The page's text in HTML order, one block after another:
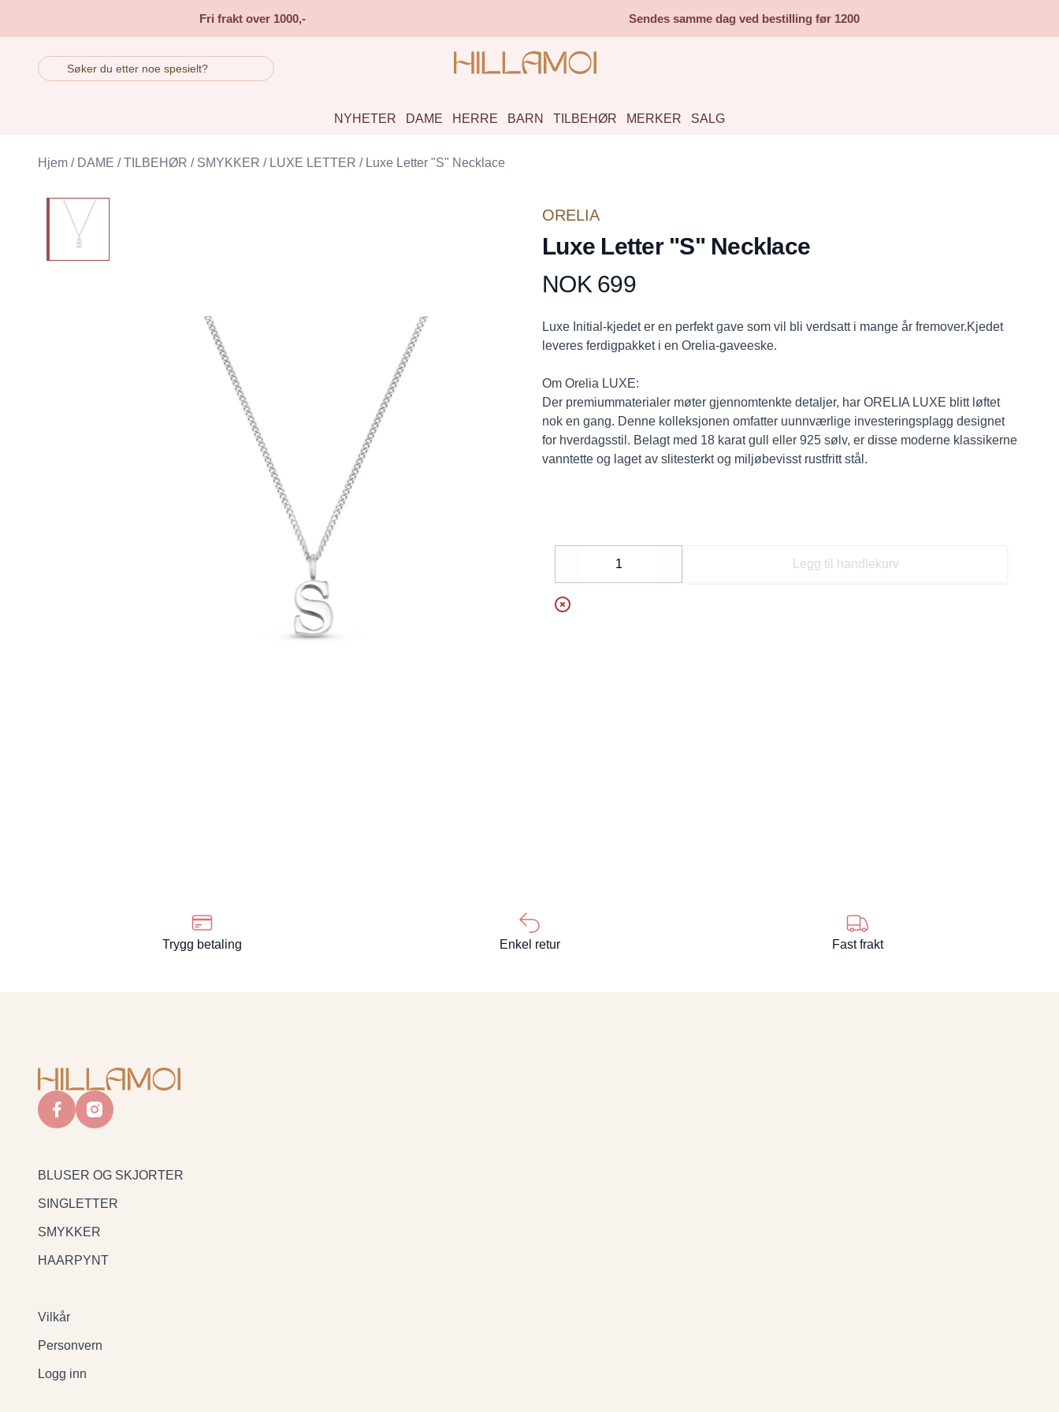
Fri frakt over 1000,- Sendes samme dag ved bestilling før 1200
NYHETER DAME HERRE BARN TILBEHØR MERKER SALG
Hjem / DAME / TILBEHØR / SMYKKER / LUXE LETTER / Luxe Letter "S" Necklace
ORELIA
Luxe Letter "S" Necklace
Produktdetaljer
NOK 699
Description
Luxe Initial-kjedet er en perfekt gave som vil bli verdsatt i mange år fremover.Kjedet
leveres ferdigpakket i en Orelia-gaveeske.
Om Orelia LUXE:
Der premiummaterialer møter gjennomtenkte detaljer, har ORELIA LUXE blitt løftet
nok en gang. Denne kolleksjonen omfatter uunnværlige investeringsplagg designet
for hverdagsstil. Belagt med 18 karat gull eller 925 sølv, er disse moderne klassikerne
vanntette og laget av slitesterkt og miljøbevisst rustfritt stål.
Decrease
Legg til handlekurv
Trygg betaling Enkel retur Fast frakt
facebookinstagram
BLUSER OG SKJORTER
SINGLETTER
SMYKKER
HAARPYNT
Vilkår
Personvern
Logg inn